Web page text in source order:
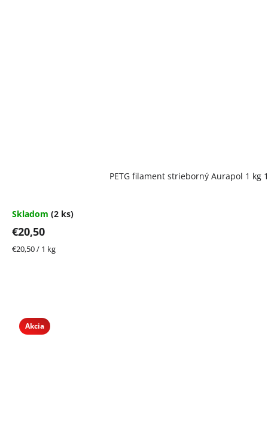
PETG filament strieborný Aurapol 1 kg
Skladom (2 ks)
€20,50
Jednotková
€20,50 / 1 kg
Akcia